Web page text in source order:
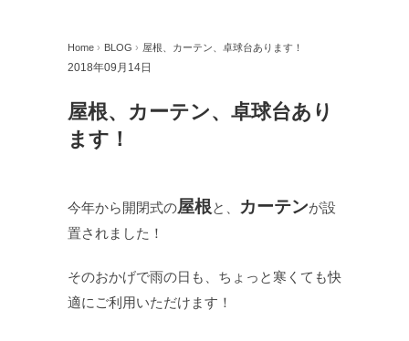
Home › BLOG › 屋根、カーテン、卓球台あります！
2018年09月14日
屋根、カーテン、卓球台あり
ます！
今年から開閉式の屋根と、 カーテンが設
置されました！
そのおかげで雨の日も、ちょっと寒くても快
適にご利用いただけます！